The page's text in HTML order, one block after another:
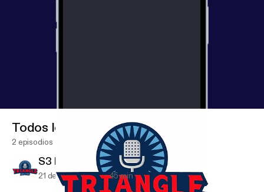
Todos los episodios
2 episodios
S3 E10 - Madness Reaction
21 de mar de 2018 45 min